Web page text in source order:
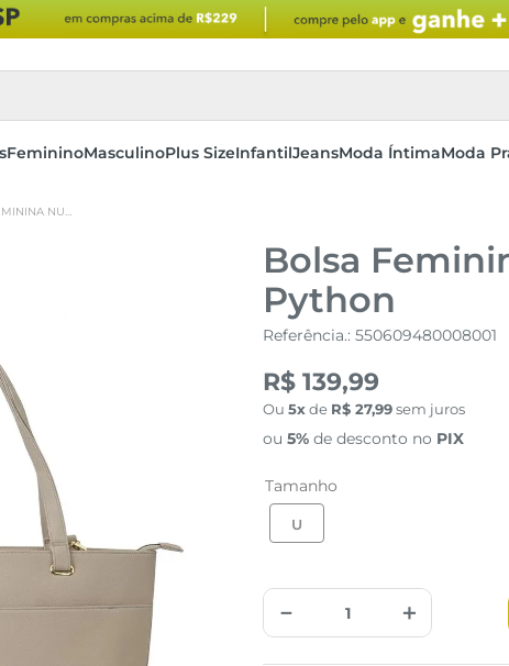
FemininoMasculinoPlus SizeInfantilJeansModa ÍntimaModa
BOLSA FEMININA NUDE ESTAMPA PYTHON
Bolsa
Python
Referência.: 550609480008001
R$ 139,99
Ou 5 de R$ 27,99sem juros
ou 5% de desconto no PIX
Tamanho
U
＋
－